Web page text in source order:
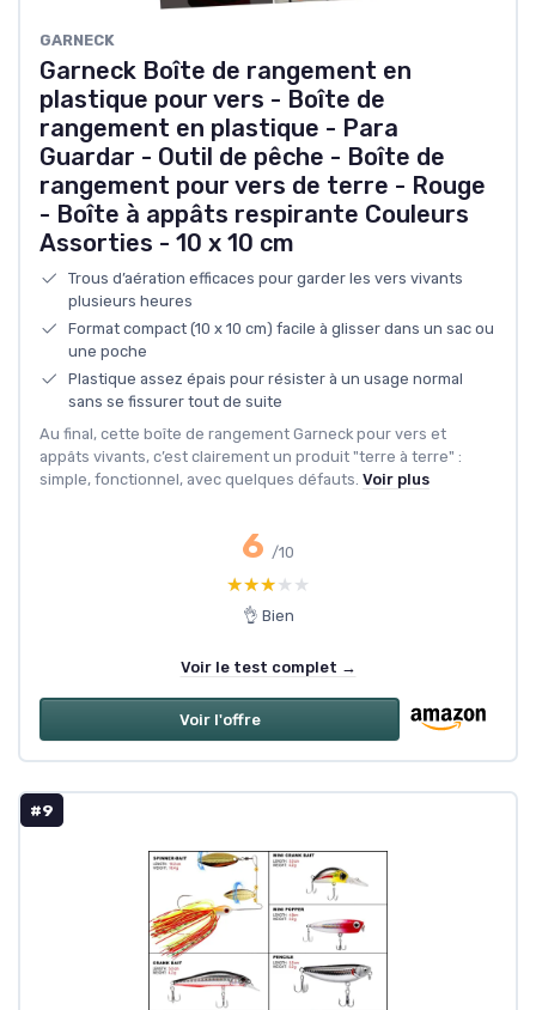
GARNECK
Garneck Boîte de rangement en
plastique pour vers - Boîte de
rangement en plastique - Para
Guardar - Outil de pêche - Boîte de
rangement pour vers de terre - Rouge
- Boîte à appâts respirante Couleurs
Assorties - 10 x 10 cm
Trous d’aération efficaces pour garder les vers vivants
plusieurs heures
Format compact (10 x 10 cm) facile à glisser dans un sac ou
une poche
Plastique assez épais pour résister à un usage normal
sans se fissurer tout de suite
Au final, cette boîte de rangement Garneck pour vers et
appâts vivants, c’est clairement un produit "terre à terre" :
simple, fonctionnel, avec quelques défauts. Voir plus
6 /10
★★★★★
★★★★★
👌 Bien
Voir le test complet →
Voir l'offre
#9